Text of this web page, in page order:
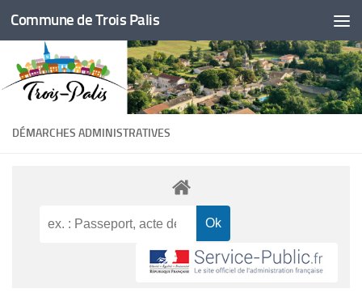
Skip to content
Commune de Trois Palis
DÉMARCHES ADMINISTRATIVES